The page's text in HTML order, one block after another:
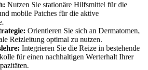
Nutzen Sie stationäre Hilfsmittel für die
mobile Patches für die aktive
Orientieren Sie sich an Dermatomen,
Reizleitung optimal zu nutzen.
Integrieren Sie die Reize in bestehende
für einen nachhaltigen Werterhalt Ihrer